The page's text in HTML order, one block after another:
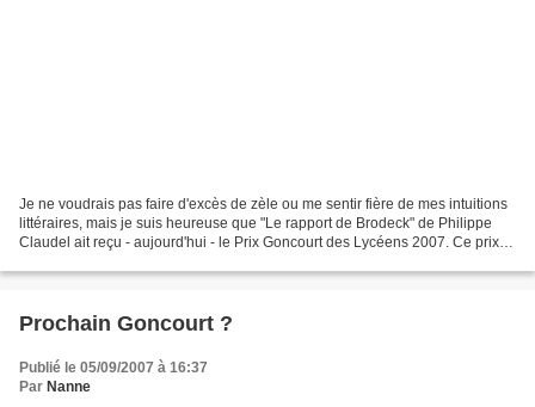
Je ne voudrais pas faire d'excès de zèle ou me sentir fière de mes intuitions
littéraires, mais je suis heureuse que "Le rapport de Brodeck" de Philippe
Claudel ait reçu - aujourd'hui - le Prix Goncourt des Lycéens 2007. Ce prix,
Prochain Goncourt ?
Publié le 05/09/2007 à 16:37
Par Nanne